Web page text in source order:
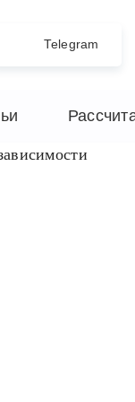
Telegram